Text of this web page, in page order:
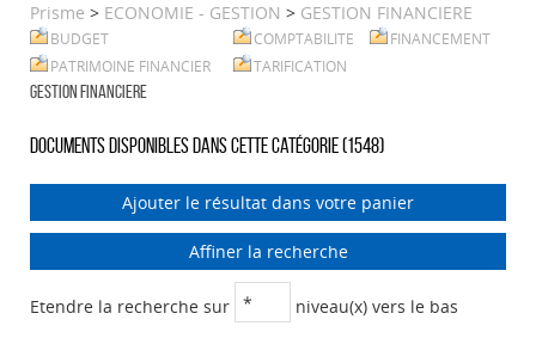
Prisme > ECONOMIE - GESTION > GESTION FINANCIERE
BUDGET COMPTABILITE
FINANCEMENT
PATRIMOINE FINANCIER
TARIFICATION
GESTION FINANCIERE
Documents disponibles dans cette catégorie (1548)
Ajouter le résultat dans votre panier
Affiner la recherche
Etendre la recherche sur niveau(x) vers le bas